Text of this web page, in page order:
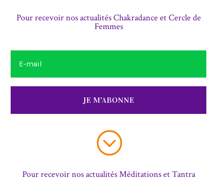
Pour recevoir nos actualités Chakradance et Cercle de
Femmes
JE M'ABONNE
;
Pour recevoir nos actualités Méditations et Tantra